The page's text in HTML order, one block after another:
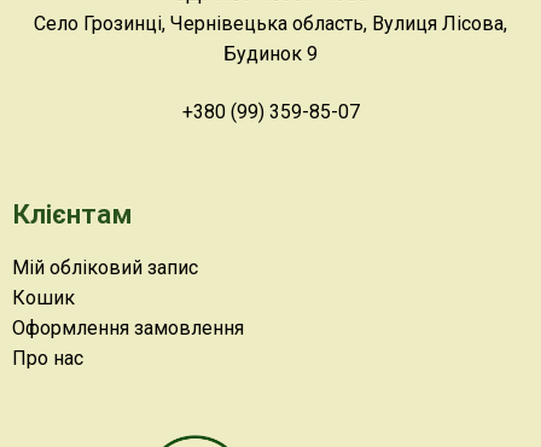
Село Грозинці, Чернівецька область, Вулиця Лісова,
Будинок 9
+380 (99) 359-85-07
Клієнтам
Мій обліковий запис
Кошик
Оформлення замовлення
Про нас